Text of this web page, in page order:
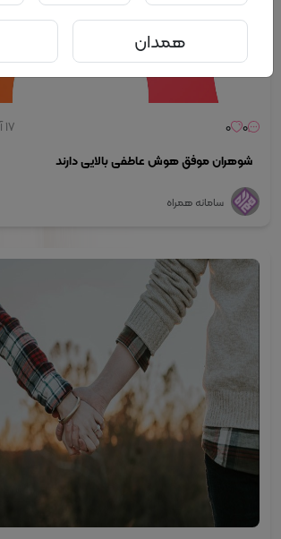
0
0 ۱۷ آبان ۱۴۰۳ - ۱۷:۱۸
شوهران موفق هوش عاطفی بالایی دارند
سامانه همراه
همدان